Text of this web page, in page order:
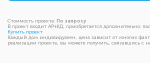
Стоимость проекта: По запросу
В проект входит АР+КД, приобретается дополнительно:
Купить проект
Каждый дом индивидуален, цена зависит от многих
реализации проекта, вы можете получить, связавшись с